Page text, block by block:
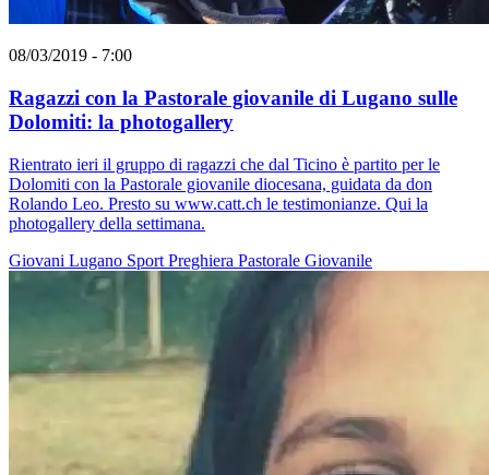
08/03/2019 - 7:00
Ragazzi con la Pastorale giovanile di Lugano sulle
Dolomiti: la photogallery
Rientrato ieri il gruppo di ragazzi che dal Ticino è partito per le
Dolomiti con la Pastorale giovanile diocesana, guidata da don
Rolando Leo. Presto su www.catt.ch le testimonianze. Qui la
photogallery della settimana.
Giovani Lugano Sport Preghiera Pastorale Giovanile